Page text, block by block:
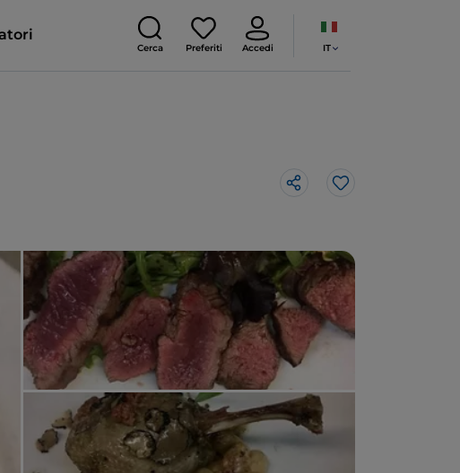
Cerca Preferiti Accedi IT
Like